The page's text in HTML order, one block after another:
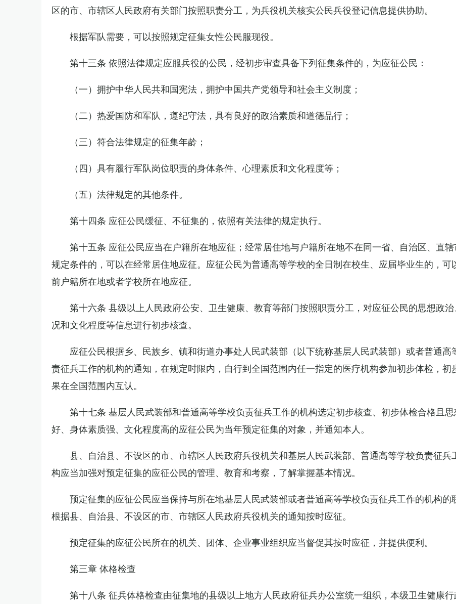
区的市、市辖区人民政府有关部门按照职责分工，为兵役机关核实公民兵役登记信息提供协助。
根据军队需要，可以按照规定征集女性公民服现役。
第十三条 依照法律规定应服兵役的公民，经初步审查具备下列征集条件的，为应征公民：
（一）拥护中华人民共和国宪法，拥护中国共产党领导和社会主义制度；
（二）热爱国防和军队，遵纪守法，具有良好的政治素质和道德品行；
（三）符合法律规定的征集年龄；
（四）具有履行军队岗位职责的身体条件、心理素质和文化程度等；
（五）法律规定的其他条件。
第十四条 应征公民缓征、不征集的，依照有关法律的规定执行。
第十五条 应征公民应当在户籍所在地应征；经常居住地与户籍所在地不在同一省、自治区、直
规定条件的，可以在经常居住地应征。应征公民为普通高等学校的全日制在校生、应届毕业生的，可
前户籍所在地或者学校所在地应征。
第十六条 县级以上人民政府公安、卫生健康、教育等部门按照职责分工，对应征公民的思想政
况和文化程度等信息进行初步核查。
应征公民根据乡、民族乡、镇和街道办事处人民武装部（以下统称基层人民武装部）或者普通高
责征兵工作的机构的通知，在规定时限内，自行到全国范围内任一指定的医疗机构参加初步体检，初
果在全国范围内互认。
第十七条 基层人民武装部和普通高等学校负责征兵工作的机构选定初步核查、初步体检合格且
好、身体素质强、文化程度高的应征公民为当年预定征集的对象，并通知本人。
县、自治县、不设区的市、市辖区人民政府兵役机关和基层人民武装部、普通高等学校负责征兵
构应当加强对预定征集的应征公民的管理、教育和考察，了解掌握基本情况。
预定征集的应征公民应当保持与所在地基层人民武装部或者普通高等学校负责征兵工作的机构的
根据县、自治县、不设区的市、市辖区人民政府兵役机关的通知按时应征。
预定征集的应征公民所在的机关、团体、企业事业组织应当督促其按时应征，并提供便利。
第三章 体格检查
第十八条 征兵体格检查由征集地的县级以上地方人民政府征兵办公室统一组织，本级卫生健康